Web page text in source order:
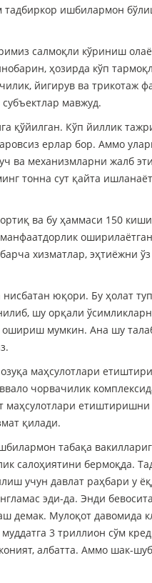
тадбиркор ишбилармон
салмоқли кўриниш
ҳозирда кўп
йигирув ва трикотаж
мавжуд.
қўйилган. Кўп йиллик
ерлар бор. Аммо
ва механизмларни жалб
тонна сут қайта
ва бу ҳаммаси 150
хизматлар, эҳтиёжни
юқори. Бу ҳолат
шу орқали
мумкин. Ана шу
маҳсулотлари
чорвачилик
маҳсулотлари етиштиришни
қилади.
табақа
салоҳиятини бермоқда.
учун давлат раҳбари у
эди-да. Энди
демак. Мулоқот давомида
3 триллион сўм
албатта. Аммо шак-